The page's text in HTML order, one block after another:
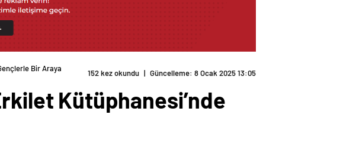
Bir Araya
152 kez okundu | Güncelleme: 8 Ocak 2025 13:05
Kütüphanesi’nde